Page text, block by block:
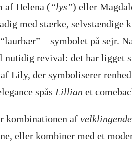
af Helena (“lys”) eller
med stærke, selvstændige
– symbolet på sejr.
nutidig revival: det har ligget
Lily, der symboliserer
spås Lillian et
kombinationen af
eller kombiner med et